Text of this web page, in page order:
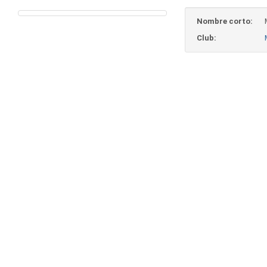
Nombre corto:
Club: